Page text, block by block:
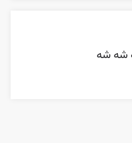
شه شه